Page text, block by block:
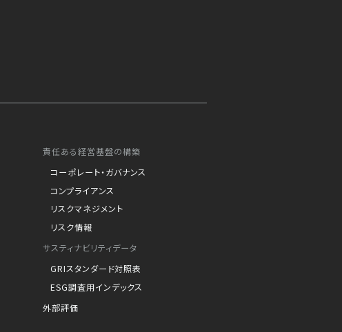
責任ある経営基盤の構築
コーポレート・ガバナンス
コンプライアンス
リスクマネジメント
リスク情報
サスティナビリティデータ
GRIスタンダード対照表
ESG調査用インデックス
外部評価